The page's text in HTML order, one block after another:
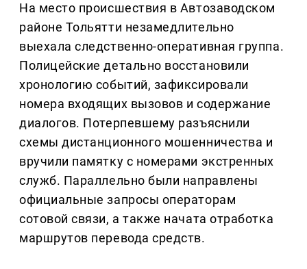
На место происшествия в Автозаводском
районе Тольятти незамедлительно
выехала следственно-оперативная группа.
Полицейские детально восстановили
хронологию событий, зафиксировали
номера входящих вызовов и содержание
диалогов. Потерпевшему разъяснили
схемы дистанционного мошенничества и
вручили памятку с номерами экстренных
служб. Параллельно были направлены
официальные запросы операторам
сотовой связи, а также начата отработка
маршрутов перевода средств.